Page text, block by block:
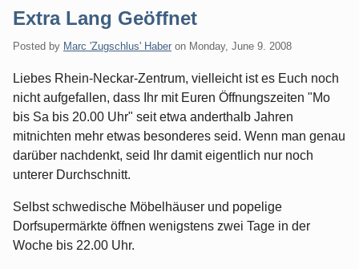
Extra Lang Geöffnet
Posted by Marc 'Zugschlus' Haber on Monday, June 9. 2008
Liebes Rhein-Neckar-Zentrum, vielleicht ist es Euch noch
nicht aufgefallen, dass Ihr mit Euren Öffnungszeiten "Mo
bis Sa bis 20.00 Uhr" seit etwa anderthalb Jahren
mitnichten mehr etwas besonderes seid. Wenn man genau
darüber nachdenkt, seid Ihr damit eigentlich nur noch
unterer Durchschnitt.
Selbst schwedische Möbelhäuser und popelige
Dorfsupermärkte öffnen wenigstens zwei Tage in der
Woche bis 22.00 Uhr.